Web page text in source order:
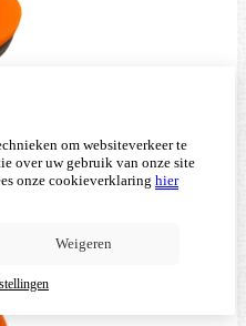
Fine Cut 125/138
om websiteverkeer te
over uw gebruik van onze site
onze cookieverklaring hier
Weigeren